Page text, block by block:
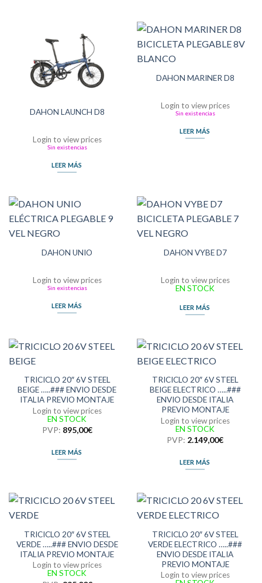
DAHON LAUNCH D8
Login to view prices
Sin existencias
LEER MÁS
DAHON MARINER D8
Login to view prices
Sin existencias
LEER MÁS
DAHON UNIO
Login to view prices
Sin existencias
LEER MÁS
DAHON VYBE D7
Login to view prices
EN STOCK
LEER MÁS
TRICICLO 20″ 6V STEEL
BEIGE …..### ENVIO DESDE
ITALIA PREVIO MONTAJE
Login to view prices
EN STOCK
PVP: 895,00€
LEER MÁS
TRICICLO 20″ 6V STEEL
BEIGE ELECTRICO …..###
ENVIO DESDE ITALIA
PREVIO MONTAJE
Login to view prices
EN STOCK
PVP: 2.149,00€
LEER MÁS
TRICICLO 20″ 6V STEEL
VERDE …..### ENVIO DESDE
ITALIA PREVIO MONTAJE
Login to view prices
EN STOCK
TRICICLO 20″ 6V STEEL
VERDE ELECTRICO …..###
ENVIO DESDE ITALIA
PREVIO MONTAJE
Login to view prices